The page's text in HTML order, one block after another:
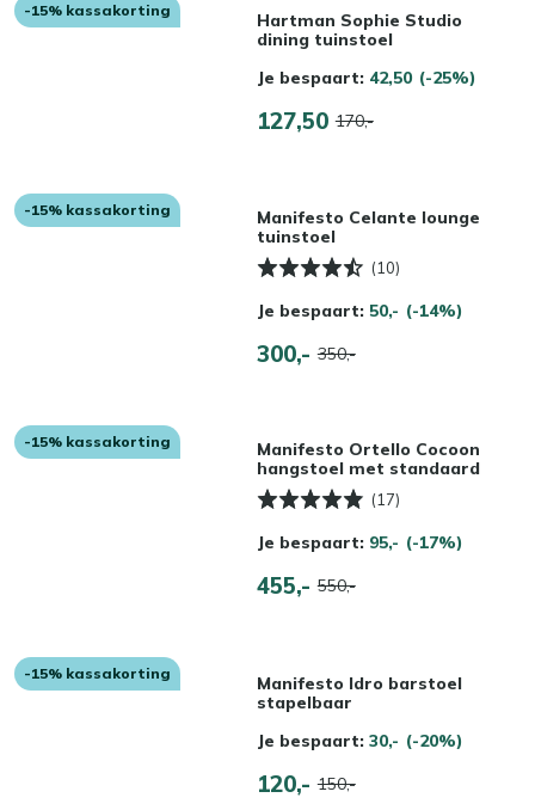
-15% kassakorting
Hartman Sophie Studio
dining tuinstoel
Je bespaart: 42,50 (-25%)
127,50 170,-
-15% kassakorting
Manifesto Celante lounge
tuinstoel
(10)
Je bespaart: 50,- (-14%)
300,- 350,-
-15% kassakorting
Manifesto Ortello Cocoon
hangstoel met standaard
(17)
Je bespaart: 95,- (-17%)
455,- 550,-
-15% kassakorting
Manifesto Idro barstoel
stapelbaar
Je bespaart: 30,- (-20%)
120,- 150,-